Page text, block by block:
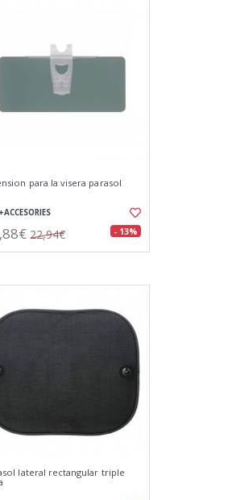
para la visera parasol
22,94€ - 13%
lateral rectangular triple